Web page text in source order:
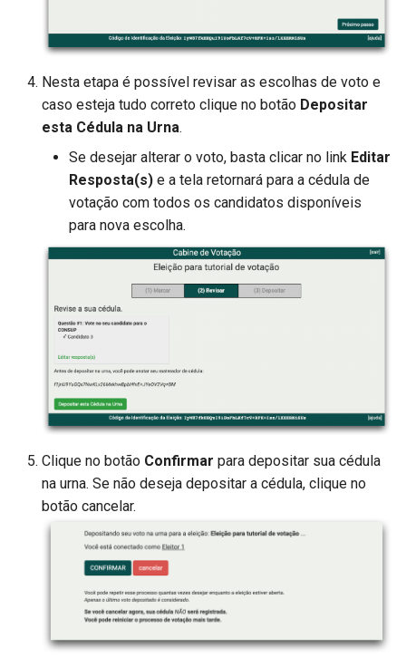
Nesta etapa é possível revisar as escolhas de voto e
caso esteja tudo correto clique no botão Depositar
esta Cédula na Urna.
Se desejar alterar o voto, basta clicar no link Editar
Resposta(s) e a tela retornará para a cédula de
votação com todos os candidatos disponíveis
para nova escolha.
Clique no botão Confirmar para depositar sua cédula
na urna. Se não deseja depositar a cédula, clique no
botão cancelar.